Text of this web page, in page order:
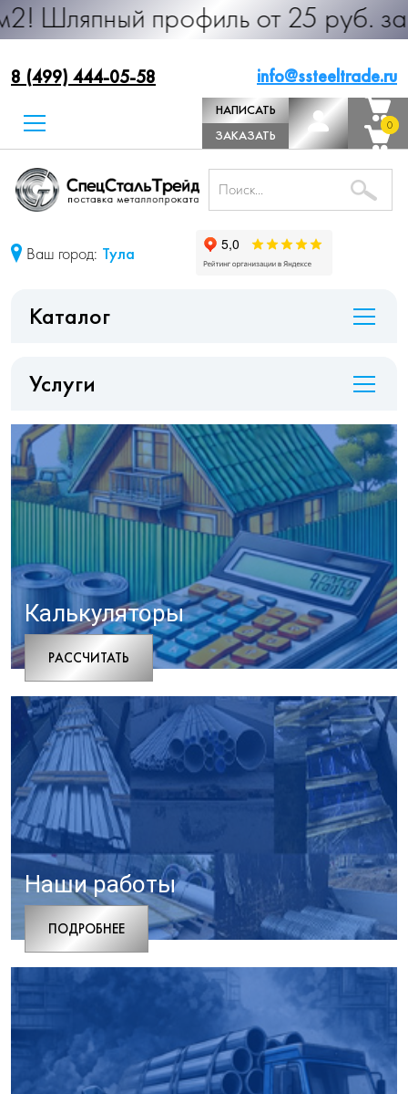
профиль от 25 руб. за м.п.
8 (499) 444-05-58 info@ssteeltrade.ru
НАПИСАТЬ
ДИРЕКТОРУ
ЗАКАЗАТЬ
ЗВОНОК
0
0
Ваш город: Тула
Каталог
Услуги
Калькуляторы
РАCСЧИТАТЬ
Наши работы
ПОДРОБНЕЕ